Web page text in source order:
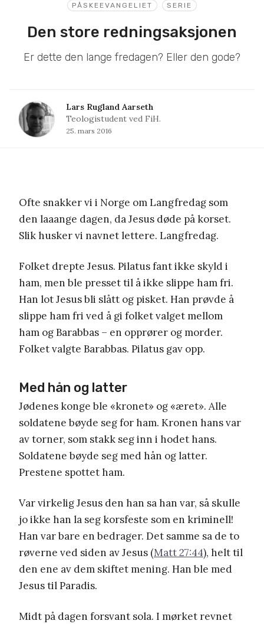
PÅSKEEVANGELIET SERIE
Den store redningsaksjonen
Er dette den lange fredagen? Eller den gode?
Lars Rugland Aarseth
Teologistudent ved FiH.
25. mars 2016
Ofte snakker vi i Norge om Langfredag som
den laaange dagen, da Jesus døde på korset.
Slik husker vi navnet lettere. Langfredag.
Folket drepte Jesus. Pilatus fant ikke skyld i
ham, men ble presset til å ikke slippe ham fri.
Han lot Jesus bli slått og pisket. Han prøvde å
slippe ham fri ved å gi folket valget mellom
ham og Barabbas – en opprører og morder.
Folket valgte Barabbas. Pilatus gav opp.
Med hån og latter
Jødenes konge ble «kronet» og «æret». Alle
soldatene bøyde seg for ham. Kronen hans var
av torner, som stakk seg inn i hodet hans.
Soldatene bøyde seg med hån og latter.
Prestene spottet ham.
Var virkelig Jesus den han sa han var, så skulle
jo ikke han la seg korsfeste som en kriminell!
Han var bare en bedrager. Det samme sa de to
røverne ved siden av Jesus (Matt 27:44), helt til
den ene av dem skiftet mening. Han ble med
Jesus til Paradis.
Midt på dagen forsvant sola. I mørket revnet